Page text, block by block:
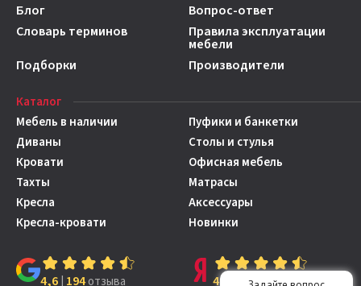
Блог
Вопрос-ответ
Словарь терминов
Правила эксплуатации
мебели
Подборки
Производители
Каталог
Мебель в наличии
Диваны
Кровати
Тахты
Кресла
Кресла-кровати
Пуфики и банкетки
Столы и стулья
Офисная мебель
Матрасы
Аксессуары
Новинки
4,6| 194отзыва 4,7 149отзывов